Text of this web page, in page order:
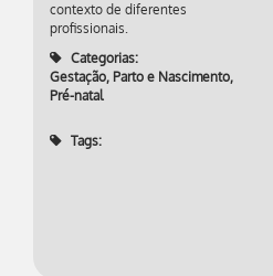
contexto de diferentes
profissionais.
Categorias:
Gestação, Parto e Nascimento,
Pré-natal
Tags: